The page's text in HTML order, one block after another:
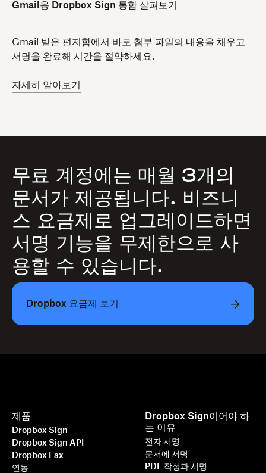
Gmail용 Dropbox Sign 통합 살펴보기
Gmail 받은 편지함에서 바로 첨부 파일의 내용을 채우고
서명을 완료해 시간을 절약하세요.
자세히 알아보기
무료 계정에는 매월 3개의
문서가 제공됩니다. 비즈니
스 요금제로 업그레이드하면
서명 기능을 무제한으로 사
용할 수 있습니다.
Dropbox 요금제 보기
제품
Dropbox Sign
Dropbox Sign API
Dropbox Fax
연동
Dropbox Sign이어야 하
는 이유
전자 서명
문서에 서명
PDF 작성과 서명